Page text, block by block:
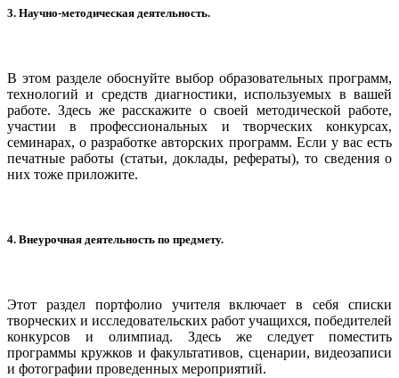
3. Научно-методическая деятельность.
В этом разделе обоснуйте выбор образовательных программ,
технологий и средств диагностики, используемых в вашей
работе. Здесь же расскажите о своей методической работе,
участии в профессиональных и творческих конкурсах,
семинарах, о разработке авторских программ. Если у вас есть
печатные работы (статьи, доклады, рефераты), то сведения о
них тоже приложите.
4. Внеурочная деятельность по предмету.
Этот раздел портфолио учителя включает в себя списки
творческих и исследовательских работ учащихся, победителей
конкурсов и олимпиад. Здесь же следует поместить
программы кружков и факультативов, сценарии, видеозаписи
и фотографии проведенных мероприятий.